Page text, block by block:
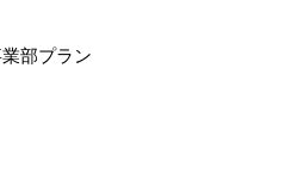
部プラン